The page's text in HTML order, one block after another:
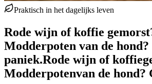
Praktisch in het dagelijks leven
Rode wijn of koffie
Modderpoten van de hond?
paniek.Rode wijn of koffie
Modderpotenvan de hond?